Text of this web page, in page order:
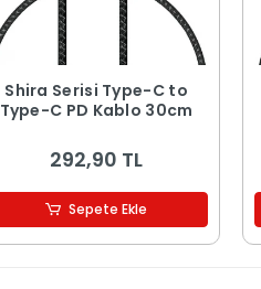
Shira Serisi Type-C to
Type-C PD Kablo 30cm
292,90 TL
Sepete Ekle